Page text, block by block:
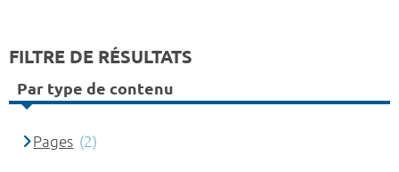
FILTRE DE RÉSULTATS
Par type de contenu
Pages (2)